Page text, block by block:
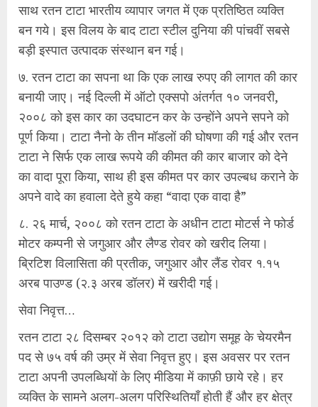
साथ रतन टाटा भारतीय व्यापार जगत में एक प्रतिष्ठित व्यक्ति
बन गये। इस विलय के बाद टाटा स्टील दुनिया की पांचवीं सबसे
बड़ी इस्पात उत्पादक संस्थान बन गई।
७. रतन टाटा का सपना था कि एक लाख रुपए की लागत की कार
बनायी जाए। नई दिल्ली में ऑटो एक्सपो अंतर्गत १० जनवरी,
२००८ को इस कार का उदघाटन कर के उन्होंने अपने सपने को
पूर्ण किया। टाटा नैनो के तीन मॉडलों की घोषणा की गई और रतन
टाटा ने सिर्फ एक लाख रूपये की कीमत की कार बाजार को देने
का वादा पूरा किया, साथ ही इस कीमत पर कार उपल्बध कराने के
अपने वादे का हवाला देते हुये कहा “वादा एक वादा है”
८. २६ मार्च, २००८ को रतन टाटा के अधीन टाटा मोटर्स ने फोर्ड
मोटर कम्पनी से जगुआर और लैण्ड रोवर को खरीद लिया।
ब्रिटिश विलासिता की प्रतीक, जगुआर और लैंड रोवर १.१५
अरब पाउण्ड (२.३ अरब डॉलर) में खरीदी गई।
सेवा निवृत्त…
रतन टाटा २८ दिसम्बर २०१२ को टाटा उद्योग समूह के चेयरमैन
पद से ७५ वर्ष की उम्र में सेवा निवृत्त हुए। इस अवसर पर रतन
टाटा अपनी उपलब्धियों के लिए मीडिया में काफ़ी छाये रहे। हर
व्यक्ति के सामने अलग-अलग परिस्थितियाँ होती हैं और हर क्षेत्र